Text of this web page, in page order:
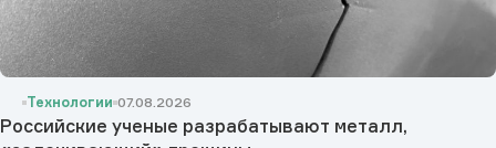
Технологии 07.08.2026
Российские ученые разрабатывают металл,